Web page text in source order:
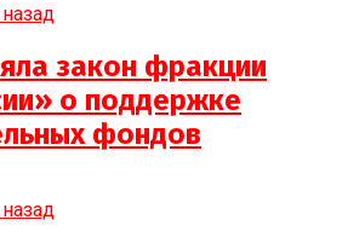
закон фракции
о поддержке
фондов